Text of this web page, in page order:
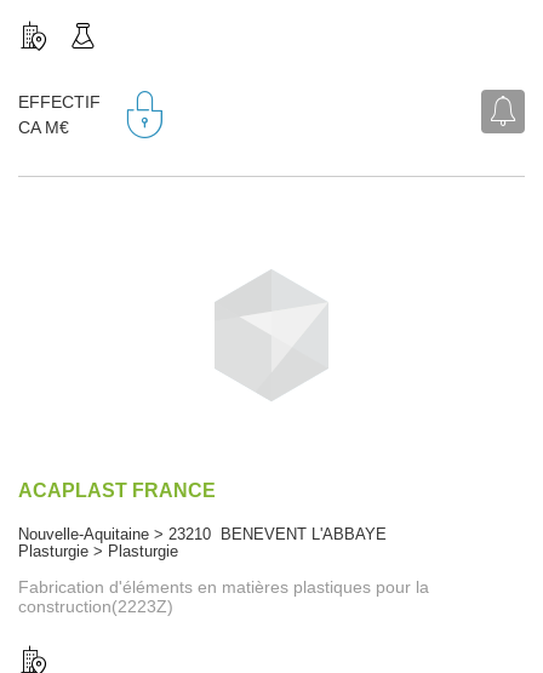
EFFECTIF
CA M€
ACAPLAST FRANCE
Nouvelle-Aquitaine > 23210 BENEVENT L'ABBAYE
Plasturgie > Plasturgie
Fabrication d'éléments en matières plastiques pour la
construction(2223Z)